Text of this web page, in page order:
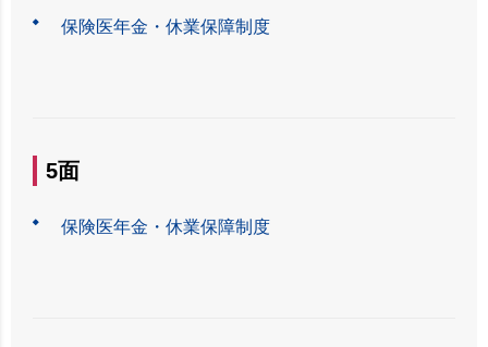
保険医年金・休業保障制度
5面
保険医年金・休業保障制度